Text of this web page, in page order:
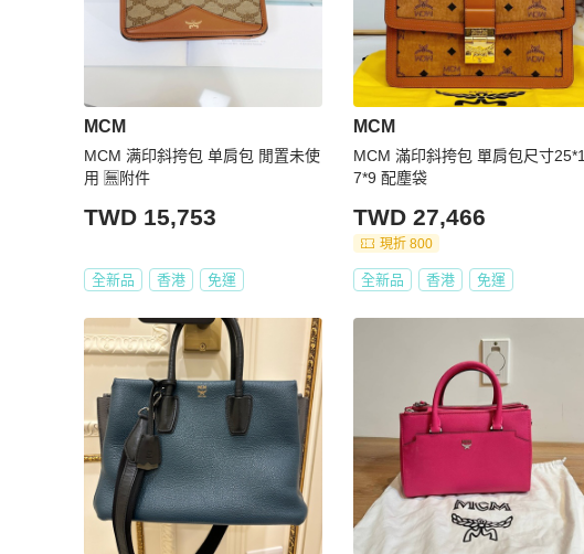
MCM
MCM 满印斜挎包 单肩包 閒置未使
用 🈚附件
TWD 15,753
全新品 香港 免運
MCM
MCM 滿印斜挎包 單肩包尺寸25*1
7*9 配塵袋
TWD 27,466
現折 800
全新品 香港 免運